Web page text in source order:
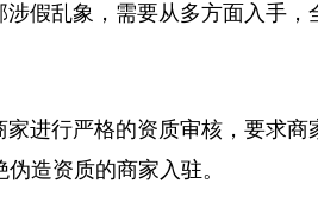
乱象，需要从多方面入手，
行严格的资质审核，要求商
造资质的商家入驻。